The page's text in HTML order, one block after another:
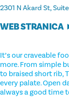
2301 N Akard St,
WEB STRANICA
It’s our craveable
more. From simple
to braised short rib,
every palate. Open
always a good time